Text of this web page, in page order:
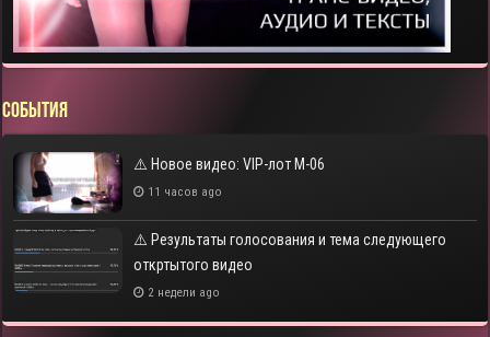
СОБЫТИЯ
⚠️ Новое видео: VIP-лот M-06
11 часов ago
⚠️ Результаты голосования и тема следующего
откртытого видео
2 недели ago